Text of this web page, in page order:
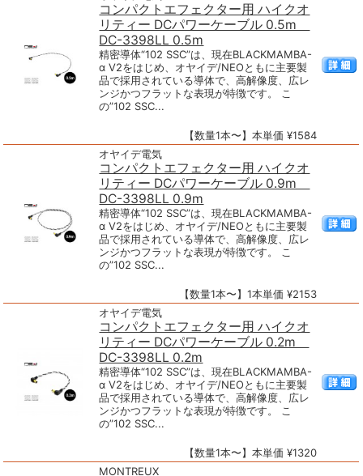
コンパクトエフェクター用 ハイクオ
リティー DCパワーケーブル 0.5m
DC-3398LL 0.5m
精密導体“102 SSC”は、現在BLACKMAMBA-
α V2をはじめ、オヤイデ/NEOともに主要製
品で採用されている導体で、高解像度、広レ
ンジかつフラットな表現が特徴です。 こ
の”102 SSC...
【数量1本〜】本単価 ¥1584
オヤイデ電気
コンパクトエフェクター用 ハイクオ
リティー DCパワーケーブル 0.9m
DC-3398LL 0.9m
精密導体“102 SSC”は、現在BLACKMAMBA-
α V2をはじめ、オヤイデ/NEOともに主要製
品で採用されている導体で、高解像度、広レ
ンジかつフラットな表現が特徴です。 こ
の”102 SSC...
【数量1本〜】1本単価 ¥2153
オヤイデ電気
コンパクトエフェクター用 ハイクオ
リティー DCパワーケーブル 0.2m
DC-3398LL 0.2m
精密導体“102 SSC”は、現在BLACKMAMBA-
α V2をはじめ、オヤイデ/NEOともに主要製
品で採用されている導体で、高解像度、広レ
ンジかつフラットな表現が特徴です。 こ
の”102 SSC...
【数量1本〜】本単価 ¥1320
MONTREUX